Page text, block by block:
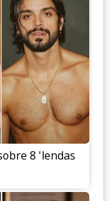
8 'lendas